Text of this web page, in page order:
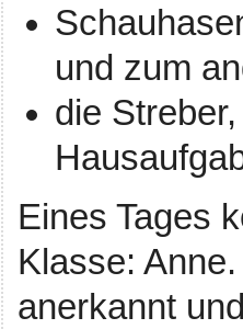
und zum
die
Eines Tages
Klasse:
anerkannt